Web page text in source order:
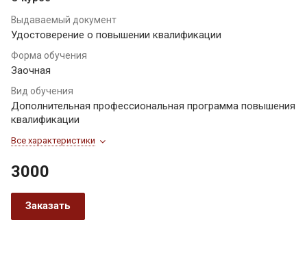
Выдаваемый документ
Удостоверение о повышении квалификации
Форма обучения
Заочная
Вид обучения
Дополнительная профессиональная программа повышения
квалификации
Все характеристики
3000
Заказать